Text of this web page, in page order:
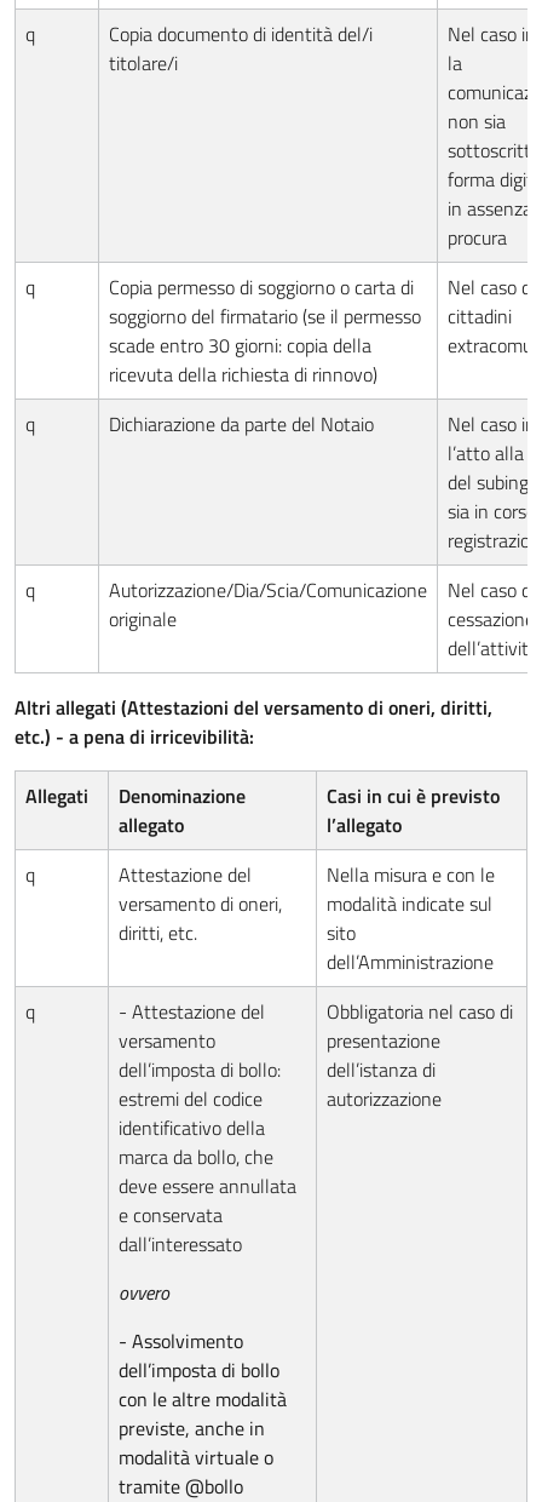
q
Copia documento di identità del/i
titolare/i
Nel caso in
la
non sia
forma
in assenza
procura
q
Copia permesso di soggiorno o carta di
soggiorno del firmatario (se il permesso
scade entro 30 giorni: copia della
ricevuta della richiesta di rinnovo)
Nel caso di
cittadini
q Dichiarazione da parte del Notaio
Nel caso in
l’atto alla
del
sia in corso
q
Autorizzazione/Dia/Scia/Comunicazione
originale
Nel caso di
cessazione
dell’attività
Altri allegati (Attestazioni del versamento di oneri, diritti,
etc.) - a pena di irricevibilità:
Allegati
Denominazione
allegato
Casi in cui è previsto
l’allegato
q
Attestazione del
versamento di oneri,
diritti, etc.
Nella misura e con le
modalità indicate sul
sito
dell’Amministrazione
q
- Attestazione del
versamento
dell’imposta di bollo:
estremi del codice
identificativo della
marca da bollo, che
deve essere annullata
e conservata
dall’interessato
ovvero
- Assolvimento
dell’imposta di bollo
con le altre modalità
previste, anche in
modalità virtuale o
tramite @bollo
Obbligatoria nel caso di
presentazione
dell’istanza di
autorizzazione